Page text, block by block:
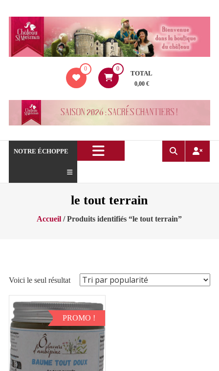
contenu
de
Mesmin
0 0
TOTAL
0,00 €
NOTRE ÉCHOPPE
le tout terrain
Accueil / Produits identifiés “le tout terrain”
Voici le seul résultat
PROMO !